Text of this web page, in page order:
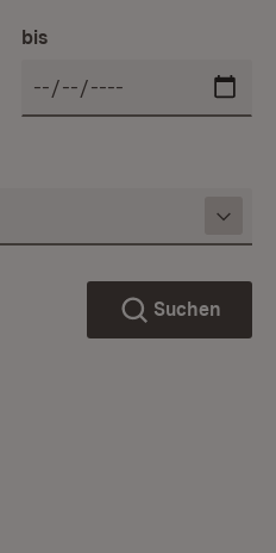
bis
Suchen